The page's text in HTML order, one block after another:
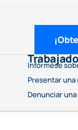
Infórmese
Presentar
Denunciar